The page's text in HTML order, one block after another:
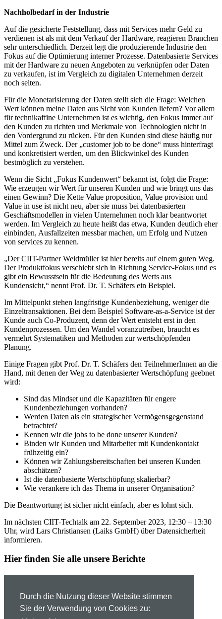
Durch die Nutzung dieser Website stimmen
Sie der Verwendung von Cookies zu:
Nachholbedarf in der Industrie
Auf die gesicherte Feststellung, dass mit Services mehr Geld zu
verdienen ist als mit dem Verkauf der Hardware, reagieren Branchen
sehr unterschiedlich. Derzeit legt die produzierende Industrie den
Fokus auf die Optimierung interner Prozesse. Datenbasierte Services
mit der Hardware zu neuen Angeboten zu verknüpfen oder Daten
zu verkaufen, ist im Vergleich zu digitalen Unternehmen derzeit
noch selten.
Für die Monetarisierung der Daten stellt sich die Frage: Welchen
Wert können meine Daten aus Sicht von Kunden liefern? Vor allem
für technikaffine Unternehmen ist es wichtig, den Fokus immer auf
den Kunden zu richten und Merkmale von Technologien nicht in
den Vordergrund zu rücken. Für den Kunden sind diese häufig nur
Mittel zum Zweck. Der „customer job to be done“ muss hinterfragt
und konkretisiert werden, um den Blickwinkel des Kunden
bestmöglich zu verstehen.
Wenn die Sicht „Fokus Kundenwert“ bekannt ist, folgt die Frage:
Wie erzeugen wir Wert für unseren Kunden und wie bringt uns das
einen Gewinn? Die Kette Value proposition, Value provision und
Value in use ist nicht neu, aber sie muss bei datenbasierten
Geschäftsmodellen in vielen Unternehmen noch klar beantwortet
werden. Im Vergleich zu heute heißt das etwa, Kunden deutlich eher
einbinden, Ausfallzeiten messbar machen, um Erfolg und Nutzen
von services zu kennen.
„Der CIIT-Partner Weidmüller ist hier bereits auf einem guten Weg.
Der Produktfokus verschiebt sich in Richtung Service-Fokus und es
gibt ein Bewusstsein für die Bedeutung des Werts aus
Kundensicht,“ nennt Prof. Dr. T. Schäfers ein Beispiel.
Im Mittelpunkt stehen langfristige Kundenbeziehung, weniger die
Einzeltransaktionen. Bei dem Beispiel Software-as-a-Service ist der
Kunde auch Co-Produzent, denn der Wert entsteht erst in den
Kundenprozessen. Um den Wandel voranzutreiben, braucht es
vermehrt Systematiken und Methoden zur wertschöpfenden
Planung.
Einige Fragen gibt Prof. Dr. T. Schäfers den TeilnehmerInnen an die
Hand, mit denen der Weg zu datenbasierter Wertschöpfung geebnet
wird:
Sind das Mindset und die Kapazitäten für engere
Kundenbeziehungen vorhanden?
Werden Daten als ein strategischer Vermögensgegenstand
betrachtet?
Kennen wir die jobs to be done unserer Kunden?
Binden wir Kunden und Mitarbeiter mit Kundenkontakt
frühzeitig ein?
Können wir Zahlungsbereitschaften bei unseren Kunden
abschätzen?
Ist die datenbasierte Wertschöpfung skalierbar?
Wie verankere ich das Thema in unserer Organisation?
Die Beantwortung ist sicher nicht einfach, aber es lohnt sich.
Im nächsten CIIT-Techtalk am 22. September 2023, 12:30 – 13:30
Uhr, wird Lars Christiansen (Laiks GmbH) über Datensicherheit
informieren.
Hier finden Sie alle unsere Berichte
Datenschutz
Impressum